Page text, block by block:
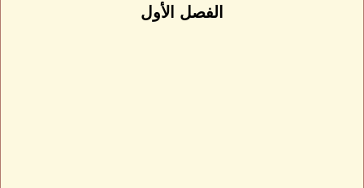
الفصل الأول